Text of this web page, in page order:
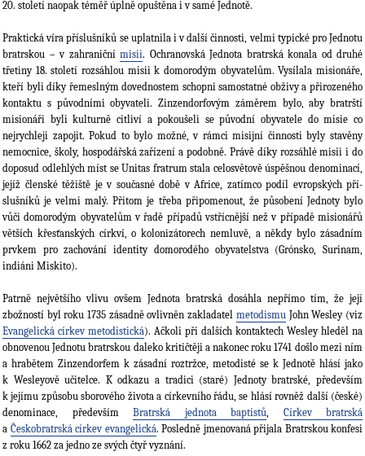
20. století naopak téměř úplně opuštěna i v samé Jednotě.
Praktická víra příslušníků se uplatnila i v další činnosti, velmi typické pro Jednotu
bratrskou – v zahraniční misii. Ochranovská Jednota bratrská konala od druhé
třetiny 18. století rozsáhlou misii k domorodým obyvatelům. Vysílala misionáře,
kteří byli díky řemeslným dovednostem schop­ni samostatné obživy a přirozeného
kontaktu s původ­ními obyvateli. Zinzendorfovým záměrem bylo, aby bratrští
misionáři byli kulturně citliví a pokoušeli se původní obyvatele do misie co
nejrychleji zapojit. Pokud to bylo možné, v rámci misijní činnosti byly stavěny
nemocnice, školy, hospodářská zařízení a podobně. Právě díky rozsáhlé misii i do
doposud odlehlých míst se Unitas fratrum stala celosvětově úspěšnou denominací,
jejíž členské těžiště je v současné době v Africe, zatímco podíl evropských pří­
slušníků je velmi malý. Přitom je třeba připomenout, že působení Jednoty bylo
vůči domorodým obyvatelům v řadě případů vstřícnější než v případě misionářů
větších křesťanských církví, o kolonizátorech nemluvě, a někdy bylo zásadním
prvkem pro zachování identity domorodého obyvatelstva (Grónsko, Surinam,
indiáni Miskito).
Patrně největšího vlivu ovšem Jednota bratrská dosáhla nepřímo tím, že její
zbožností byl roku 1735 zásadně ovlivněn zakladatel metodismuJohn Wesley (viz
Evangelická církev metodistická). Ačkoli při dalších kontaktech Wesley hleděl na
obnovenou Jednotu bratrskou daleko kritičtěji a nakonec roku 1741 došlo mezi ním
a hrabě­tem Zinzendorfem k zásadní roztržce, metodisté se k Jednotě hlásí jako
k Wesleyově učitelce. K odkazu a tradici (staré) Jednoty bratrské, především
k jejímu způsobu sboro­vého života a církevního řádu, se hlásí rovněž další (české)
denominace, především Bratrská jednota baptistů, Církev bratrská
a Českobratrská církev evangelická. Posledně jmenovaná přijala Bratrskou konfesi
z roku 1662 za jedno ze svých čtyř vyznání.